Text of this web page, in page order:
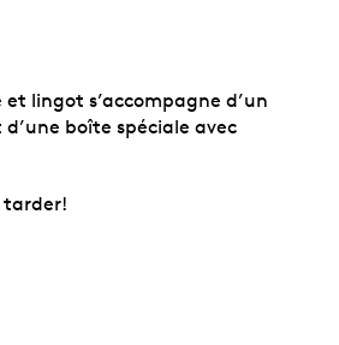
lingot s’accompagne d’un
boîte spéciale avec
tarder!